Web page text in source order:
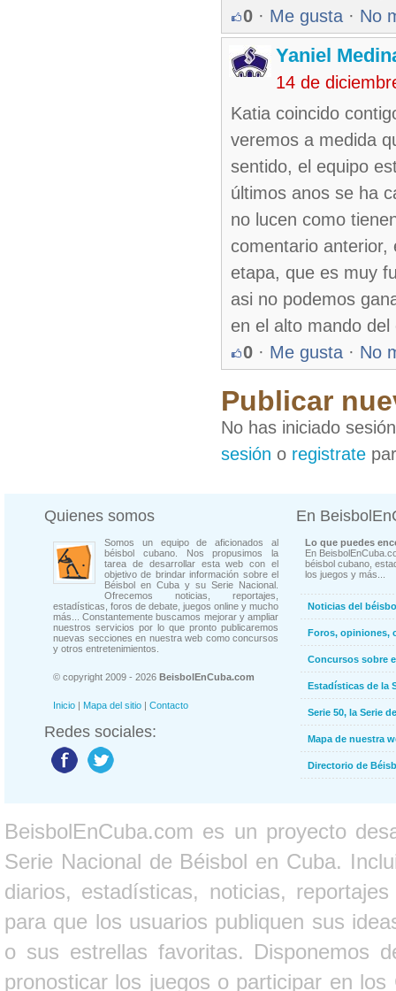
0 · Me gusta · No
Yaniel
14 de
Katia coincido
veremos a medida
sentido, el equipo
últimos anos se ha
no lucen como
comentario anterior,
etapa, que es muy
asi no podemos
en el alto mando
0 · Me gusta · No
Publicar
No has iniciado
sesión o registrate
Quienes somos
Somos un equipo de aficionados al
béisbol cubano. Nos propusimos la
tarea de desarrollar esta web con el
objetivo de brindar información sobre el
Béisbol en Cuba y su Serie Nacional.
Ofrecemos noticias, reportajes,
estadísticas, foros de debate, juegos online y mucho
más... Constantemente buscamos mejorar y ampliar
nuestros servicios por lo que pronto publicaremos
nuevas secciones en nuestra web como concursos
y otros entretenimientos.
© copyright 2009 - 2026 BeisbolEnCuba.com
Inicio | Mapa del sitio | Contacto
Redes sociales:
En
Lo que puedes
En
béisbol cubano,
los juegos y más...
Noticias del
Foros, opiniones,
Concursos sobre
Estadísticas de la
Serie 50, la Serie
Mapa de nuestra
Directorio de
BeisbolEnCuba.com es un proyecto
Serie Nacional de Béisbol en Cuba.
diarios, estadísticas, noticias,
para que los usuarios publiquen sus
o sus estrellas favoritas. Disponemos
pronosticar los juegos o participar en